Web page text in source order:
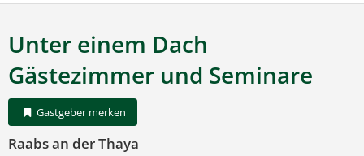
Unter einem Dach
Gästezimmer und Seminare
Gastgeber merken
Raabs an der Thaya